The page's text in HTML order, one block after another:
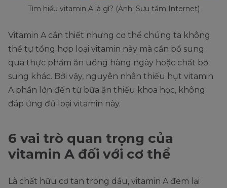
Tìm hiểu vitamin A là gì? (Ảnh: Sưu tầm Internet)
Vitamin A cần thiết nhưng cơ thể chúng ta không
thể tự tổng hợp loại vitamin này mà cần bổ sung
qua thực phẩm ăn uống hàng ngày hoặc chất bổ
sung khác. Bởi vậy, nguyên nhân thiếu hụt vitamin
A phần lớn đến từ bữa ăn thiếu khoa học, không
đáp ứng đủ loại vitamin này.
6 vai trò quan trọng của
vitamin A đối với cơ thể
Là chất hữu cơ tan trong dầu, vitamin A đem lại